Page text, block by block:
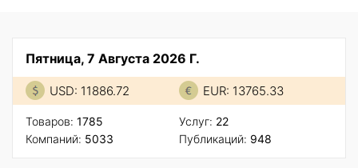
Пятница, 7 Августа 2026 Г.
USD: 11886.72 EUR: 13765.33
Товаров: 1785
Компаний: 5033
Услуг: 22
Публикаций: 948